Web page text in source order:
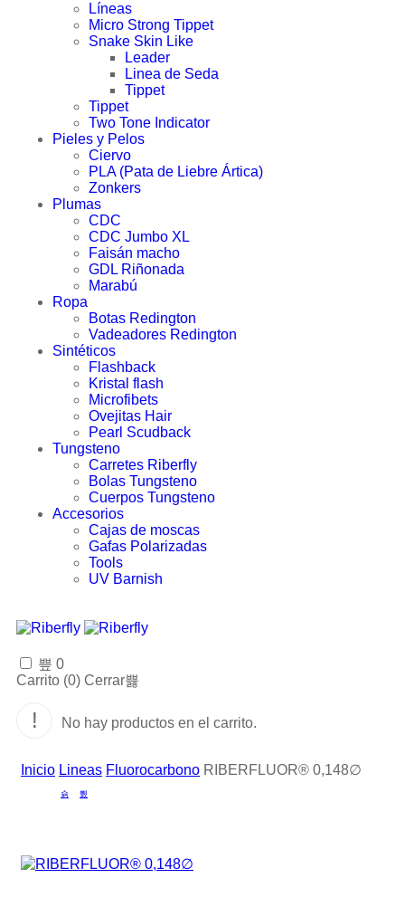
Líneas
Micro Strong Tippet
Snake Skin Like
Leader
Linea de Seda
Tippet
Tippet
Two Tone Indicator
Pieles y Pelos
Ciervo
PLA (Pata de Liebre Ártica)
Zonkers
Plumas
CDC
CDC Jumbo XL
Faisán macho
GDL Riñonada
Marabú
Ropa
Botas Redington
Vadeadores Redington
Sintéticos
Flashback
Kristal flash
Microfibets
Ovejitas Hair
Pearl Scudback
Tungsteno
Carretes Riberfly
Bolas Tungsteno
Cuerpos Tungsteno
Accesorios
Cajas de moscas
Gafas Polarizadas
Tools
UV Barnish
0
Carrito (0) Cerrar
No hay productos en el carrito.
Inicio Lineas Fluorocarbono RIBERFLUOR® 0,148∅